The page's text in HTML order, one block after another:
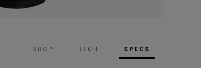
SHOP TECH SPECS